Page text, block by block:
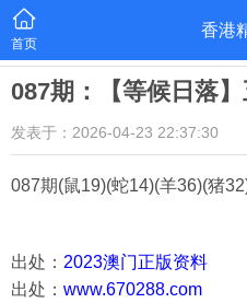
首页
香港
087期：【等候日落
发表于：2026-04-23 22:37:30
087期(鼠19)(蛇14)(羊36)(猪
出处： 2023澳门正版资料
出处： www.670288.com